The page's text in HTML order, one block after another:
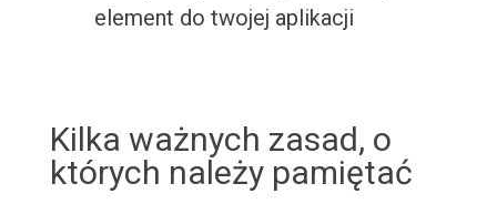
element do twojej aplikacji
Kilka ważnych zasad, o
których należy pamiętać